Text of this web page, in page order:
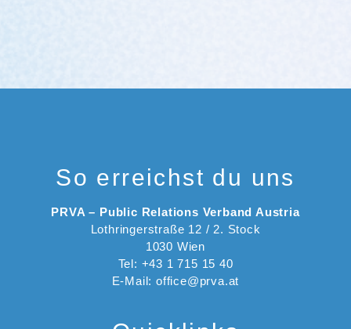
So erreichst du uns
PRVA – Public Relations Verband Austria
Lothringerstraße 12 / 2. Stock
1030 Wien
Tel: +43 1 715 15 40
E-Mail: office@prva.at